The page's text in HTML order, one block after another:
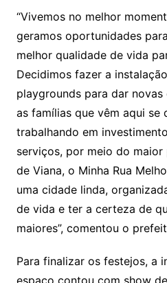
“Vivemos no melhor
geramos oportunidades
melhor qualidade de vida
Decidimos fazer a
playgrounds para dar
as famílias que vêm aqui se
trabalhando em
serviços, por meio do
de Viana, o Minha Rua
uma cidade linda,
de vida e ter a certeza de
maiores”, comentou o
Para finalizar os festejos, a